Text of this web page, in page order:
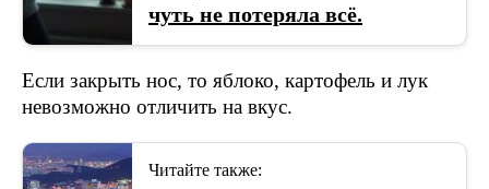
чуть не потеряла всё.
Если закрыть нос, то яблоко, картофель и лук
невозможно отличить на вкус.
Читайте также: